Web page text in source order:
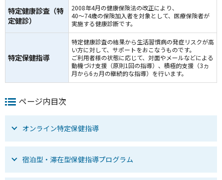
特定健康診査（特
定健診）
2008年4月の健康保険法の改正により、
40～74歳の保険加入者を対象として、医療保険者が
実施する健康診断です。
特定保健指導
特定健康診査の結果から生活習慣病の発症リスクが高
い方に対して、サポートをおこなうものです。
ご利用者様の状態に応じて、対面やメールなどによる
動機づけ支援（原則1回の指導）、積極的支援（3ヵ
月から6ヵ月の継続的な指導）を行います。
ページ内目次
オンライン特定保健指導
宿泊型・滞在型保健指導プログラム